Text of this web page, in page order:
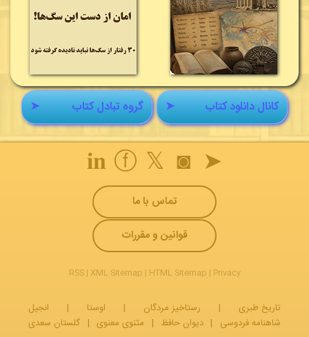
➤ گروه تبادل کتاب ➤ کانال دانلود کتاب
➤
◙
𝕏
ⓕ
𝐢𝐧
تماس با ما
قوانین و مقررات
RSS| XML Sitemap | HTML Sitemap | Privacy
تاریخ طبری | رستاخیز مردگان | اوستا |
انجیل
شاهنامه فردوسی | دیوان حافظ | مثنوی معنوی | گلستان سعدی